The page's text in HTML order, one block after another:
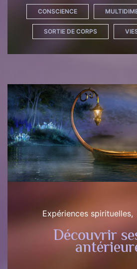
CONSCIENCE
SORTIE DE CORPS
Expériences spirituelles
Découvrir